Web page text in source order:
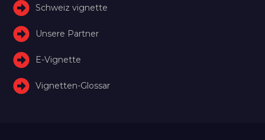
Schweiz vignette
Unsere Partner
E-Vignette
Vignetten-Glossar